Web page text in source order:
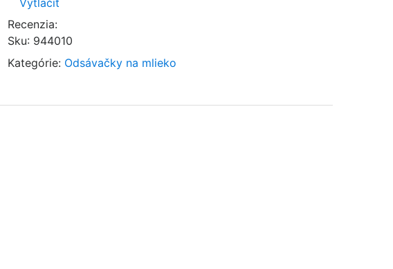
Vytlačiť
Recenzia:
Sku: 944010
Kategórie: Odsávačky na mlieko